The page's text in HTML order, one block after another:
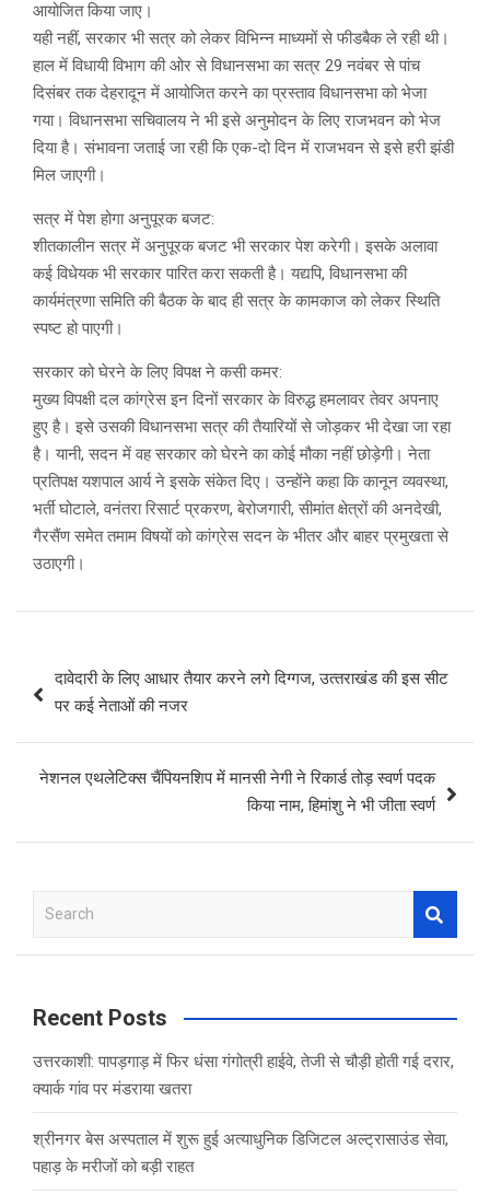
आयोजित किया जाए।
यही नहीं, सरकार भी सत्र को लेकर विभिन्न माध्यमों से फीडबैक ले रही थी।
हाल में विधायी विभाग की ओर से विधानसभा का सत्र 29 नवंबर से पांच
दिसंबर तक देहरादून में आयोजित करने का प्रस्ताव विधानसभा को भेजा
गया। विधानसभा सचिवालय ने भी इसे अनुमोदन के लिए राजभवन को भेज
दिया है। संभावना जताई जा रही कि एक-दो दिन में राजभवन से इसे हरी झंडी
मिल जाएगी।
सत्र में पेश होगा अनुपूरक बजट:
शीतकालीन सत्र में अनुपूरक बजट भी सरकार पेश करेगी। इसके अलावा
कई विधेयक भी सरकार पारित करा सकती है। यद्यपि, विधानसभा की
कार्यमंत्रणा समिति की बैठक के बाद ही सत्र के कामकाज को लेकर स्थिति
स्पष्ट हो पाएगी।
सरकार को घेरने के लिए विपक्ष ने कसी कमर:
मुख्य विपक्षी दल कांग्रेस इन दिनों सरकार के विरुद्ध हमलावर तेवर अपनाए
हुए है। इसे उसकी विधानसभा सत्र की तैयारियों से जोड़कर भी देखा जा रहा
है। यानी, सदन में वह सरकार को घेरने का कोई मौका नहीं छोड़ेगी। नेता
प्रतिपक्ष यशपाल आर्य ने इसके संकेत दिए। उन्होंने कहा कि कानून व्यवस्था,
भर्ती घोटाले, वनंतरा रिसार्ट प्रकरण, बेरोजगारी, सीमांत क्षेत्रों की अनदेखी,
गैरसैंण समेत तमाम विषयों को कांग्रेस सदन के भीतर और बाहर प्रमुखता से
उठाएगी।
navigation
दावेदारी के लिए आधार तैयार करने लगे दिग्गज, उत्‍तराखंड की इस सीट
पर कई नेताओं की नजर
नेशनल एथलेटिक्स चैंपियनशिप में मानसी नेगी ने र‍िकार्ड तोड़ स्‍वर्ण पदक
क‍िया नाम, हिमांशु ने भी जीता स्‍वर्ण
a
c
Recent Posts
उत्तरकाशी: पापड़गाड़ में फिर धंसा गंगोत्री हाईवे, तेजी से चौड़ी होती गई दरार,
क्यार्क गांव पर मंडराया खतरा
श्रीनगर बेस अस्पताल में शुरू हुई अत्याधुनिक डिजिटल अल्ट्रासाउंड सेवा,
पहाड़ के मरीजों को बड़ी राहत